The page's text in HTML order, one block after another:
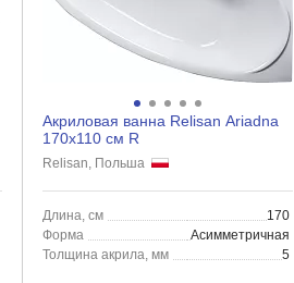
Акриловая ванна Relisan Ariadna
170x110 см R
Relisan, Польша
Длина, см
170
Форма
Асимметричная
Толщина акрила, мм
5